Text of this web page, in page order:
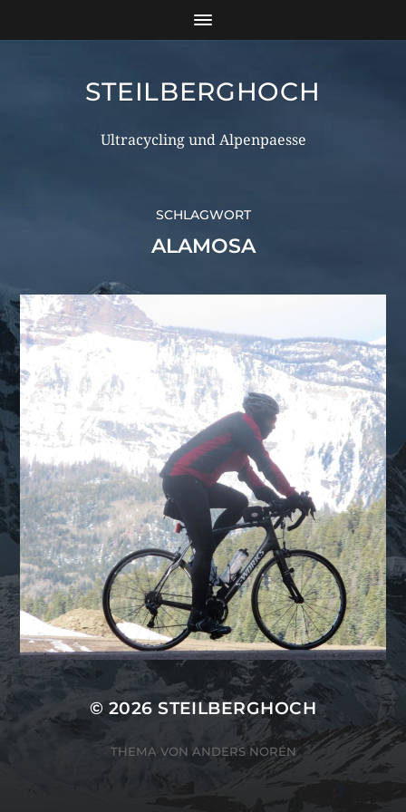
STEILBERGHOCH
Ultracycling und Alpenpaesse
SCHLAGWORT
ALAMOSA
© 2026STEILBERGHOCH
THEMA VON ANDERS NORÉN